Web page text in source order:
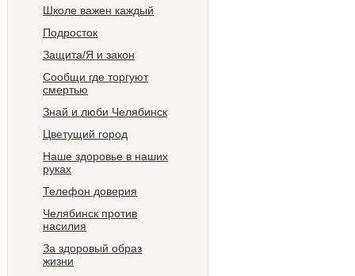
Школе важен каждый
Подросток
Защита/Я и закон
Сообщи где торгуют
смертью
Знай и люби Челябинск
Цветущий город
Наше здоровье в наших
руках
Телефон доверия
Челябинск против
насилия
За здоровый образ
жизни